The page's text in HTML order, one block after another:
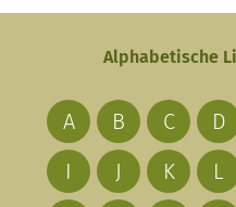
Alphabetische
A B C D
I
J K L